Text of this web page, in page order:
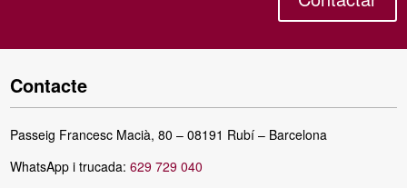
Contacte
Passeig Francesc Macià, 80 – 08191 Rubí – Barcelona
WhatsApp i trucada:629 729 040